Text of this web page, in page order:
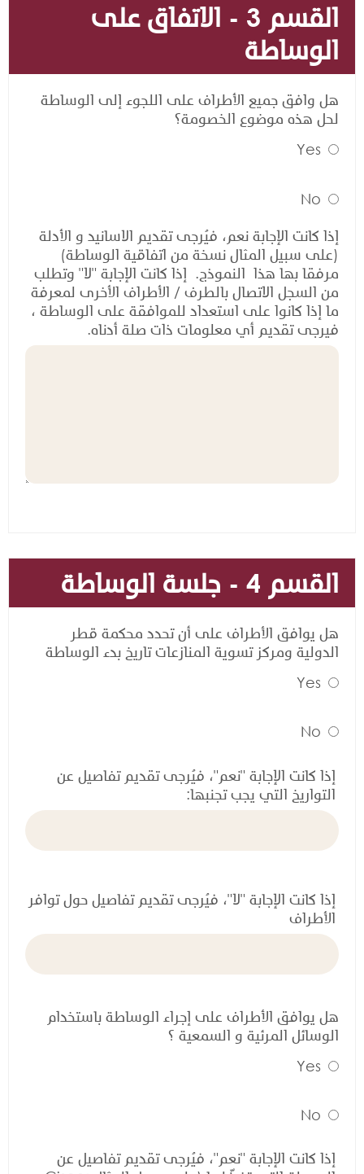
القسم 3 - الاتفاق على
الوساطة
هل وافق جميع الأطراف على اللجوء إلى الوساطة
لحل هذه موضوع الخصومة؟
Yes
No
إذا كانت الإجابة نعم، فيُرجى تقديم الاسانيد و الأدلة
(على سبيل المثال نسخة من اتفاقية الوساطة)
مرفقا بها هذا النموذج. إذا كانت الإجابة "لا" وتطلب
من السجل الاتصال بالطرف / الأطراف الأخرى لمعرفة
ما إذا كانوا على استعداد للموافقة على الوساطة ،
فيرجى تقديم أي معلومات ذات صلة أدناه.
القسم 4 - جلسة الوساطة
هل يوافق الأطراف على أن تحدد محكمة قطر
الدولية ومركز تسوية المنازعات تاريخ بدء الوساطة
Yes
No
إذا كانت الإجابة "نعم"، فيُرجى تقديم تفاصيل عن
التواريخ التي يجب تجنبها:
إذا كانت الإجابة "لا"، فيُرجى تقديم تفاصيل حول توافر
الأطراف
هل يوافق الأطراف على إجراء الوساطة باستخدام
الوسائل المرئية و السمعية ؟
Yes
No
إذا كانت الإجابة "نعم"، فيُرجى تقديم تفاصيل عن